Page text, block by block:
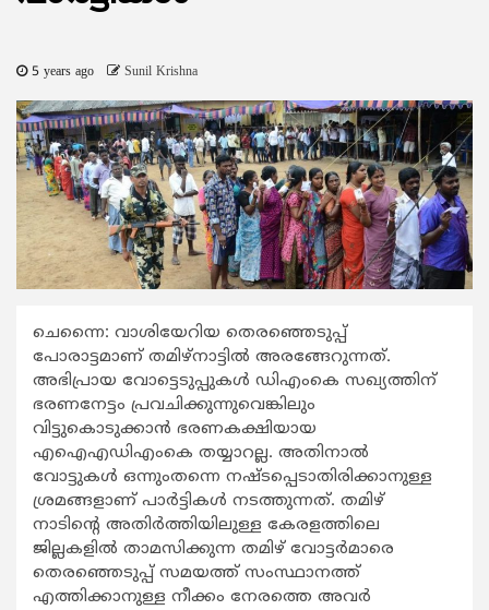
5 years ago Sunil Krishna
ചെന്നൈ: വാശിയേറിയ തെരഞ്ഞെടുപ്പ്
പോരാട്ടമാണ് തമിഴ്നാട്ടില്‍ അരങ്ങേറുന്നത്.
അഭിപ്രായ വോട്ടെടുപ്പുകള്‍ ഡിഎംകെ സഖ്യത്തിന്
ഭരണനേട്ടം പ്രവചിക്കുന്നുവെങ്കിലും
വിട്ടുകൊടുക്കാന്‍ ഭരണകക്ഷിയായ
എഐഎഡിഎംകെ തയ്യാറല്ല. അതിനാല്‍
വോട്ടുകള്‍ ഒന്നുംതന്നെ നഷ്ടപ്പെടാതിരിക്കാനുള്ള
ശ്രമങ്ങളാണ് പാര്‍ട്ടികള്‍ നടത്തുന്നത്. തമിഴ്
നാടിന്‍റെ അതിര്‍ത്തിയിലുള്ള കേരളത്തിലെ
ജില്ലകളില്‍ താമസിക്കുന്ന തമിഴ് വോട്ടര്‍മാരെ
തെരഞ്ഞെടുപ്പ് സമയത്ത് സംസ്ഥാനത്ത്
എത്തിക്കാനുള്ള നീക്കം നേരത്തെ അവര്‍